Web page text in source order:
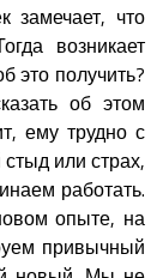
замечает, что
возникает
это получить?
об этом
ему трудно с
или страх,
работать.
опыте, на
привычный